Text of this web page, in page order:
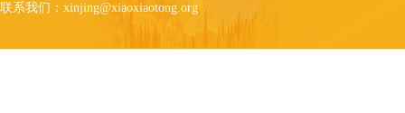
联系我们：xinjing@xiaoxiaotong.org